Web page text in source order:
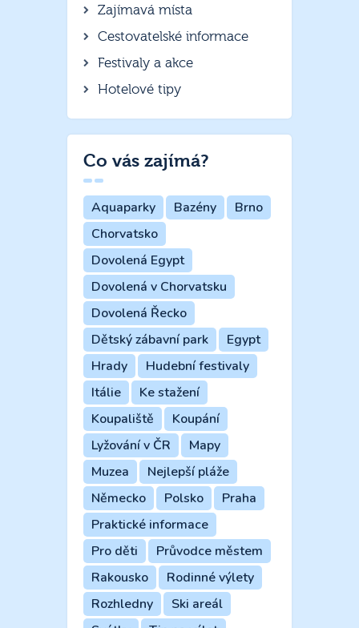
Zajímavá místa
Cestovatelské informace
Festivaly a akce
Hotelové tipy
Co vás zajímá?
Aquaparky Bazény
Brno
Chorvatsko
Dovolená Egypt
Dovolená v Chorvatsku
Dovolená Řecko
Dětský zábavní park
Egypt
Hrady
Hudební festivaly
Itálie
Ke stažení
Koupaliště
Koupání
Lyžování v ČR
Mapy
Muzea
Nejlepší pláže
Německo
Polsko
Praha
Praktické informace
Pro děti
Průvodce městem
Rakousko
Rodinné výlety
Rozhledny
Ski areál